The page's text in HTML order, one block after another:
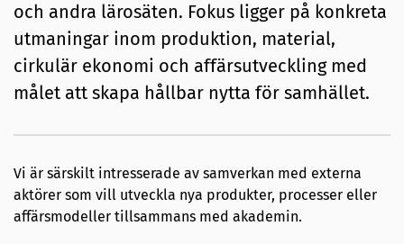
och andra lärosäten. Fokus ligger på konkreta
utmaningar inom produktion, material,
cirkulär ekonomi och affärsutveckling med
målet att skapa hållbar nytta för samhället.
Vi är särskilt intresserade av samverkan med externa
aktörer som vill utveckla nya produkter, processer eller
affärsmodeller tillsammans med akademin.